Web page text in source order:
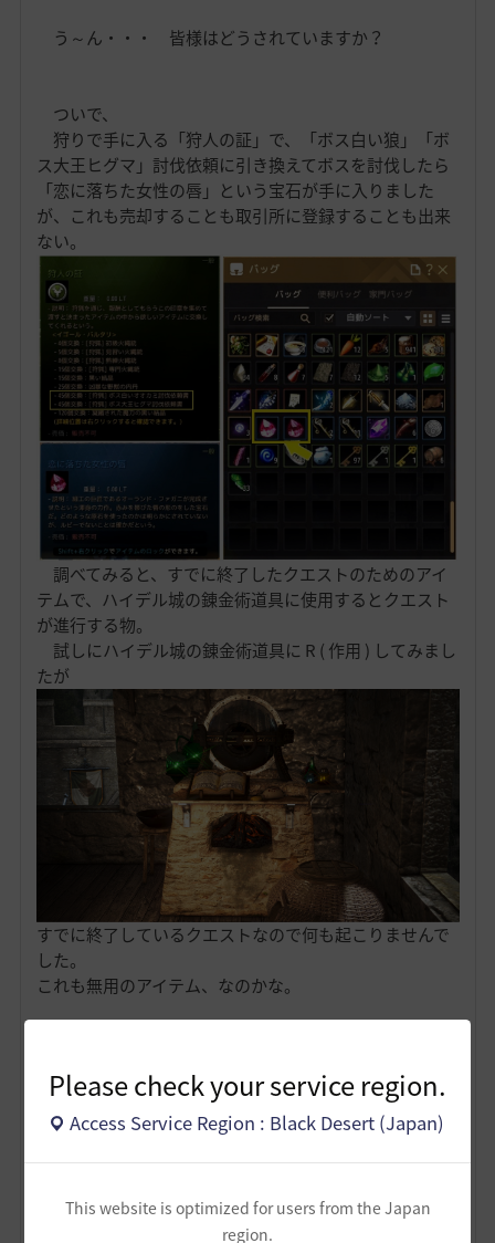
Please check your service region.
Access Service Region : Black Desert (Japan)
This website is optimized for users from the Japan
region.
う～ん・・・ 皆様はどうされていますか？
ついで、
狩りで手に入る「狩人の証」で、「ボス白い狼」「ボ
ス大王ヒグマ」討伐依頼に引き換えてボスを討伐したら
「恋に落ちた女性の唇」という宝石が手に入りました
が、これも売却することも取引所に登録することも出来
ない。
調べてみると、すでに終了したクエストのためのアイ
テムで、ハイデル城の錬金術道具に使用するとクエスト
が進行する物。
試しにハイデル城の錬金術道具に R ( 作用 ) してみまし
たが
すでに終了しているクエストなので何も起こりませんで
した。
これも無用のアイテム、なのかな。
非公開